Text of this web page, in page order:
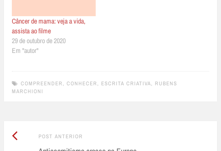
Câncer de mama: veja a vida,
assista ao filme
29 de outubro de 2020
Em "autor"
COMPREENDER , CONHECER , ESCRITA CRIATIVA, RUBENS
MARCHIONI
Post
POST ANTERIOR